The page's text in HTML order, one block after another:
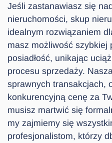
Jeśli zastanawiasz się
nieruchomości, skup
idealnym rozwiązaniem
masz możliwość szybkiej
posiadłość, unikając
procesu sprzedaży.
sprawnych transakcjach,
konkurencyjną cenę za
musisz martwić się
my zajmiemy się
profesjonalistom, którzy